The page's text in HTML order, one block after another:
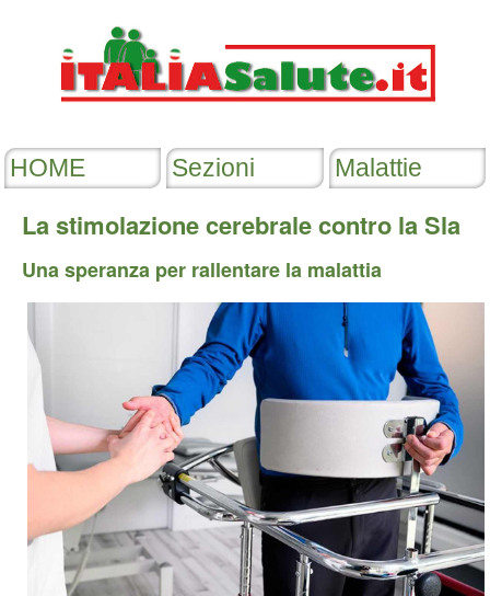
La stimolazione cerebrale contro la Sla
Una speranza per rallentare la malattia